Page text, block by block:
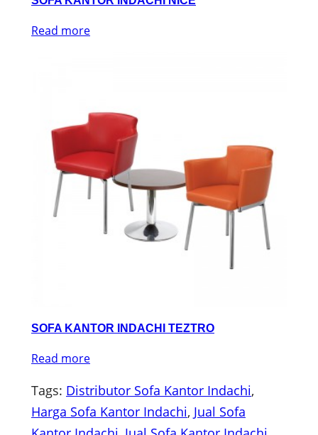
Read more
SOFA KANTOR INDACHI TEZTRO
Read more
Tags: Distributor Sofa Kantor Indachi
Harga Sofa Kantor Indachi, Jual Sofa